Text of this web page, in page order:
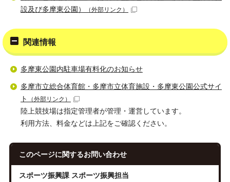
設及び多摩東公園）
（外部リンク）
関連情報
多摩東公園内駐車場有料化のお知らせ
多摩市立総合体育館・多摩市立体育施設・多摩東公園公式サイ
ト
（外部リンク）
陸上競技場は指定管理者が管理・運営しています。
利用方法、料金などは上記をご確認ください。
このページに関するお問い合わせ
スポーツ振興課 スポーツ振興担当